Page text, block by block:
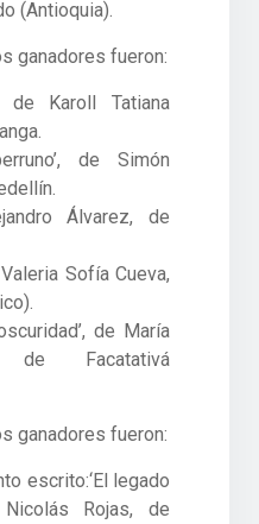
(Antioquia).
ganadores fueron:
de Karoll Tatiana
de Simón
Álvarez, de
Sofía Cueva,
de María
Facatativá
ganadores fueron:
escrito:‘El legado
Rojas, de